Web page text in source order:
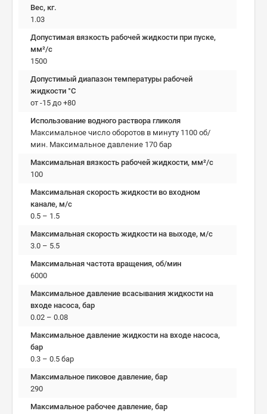
Вес, кг.
1.03
Допустимая вязкость рабочей жидкости при пуске,
мм²/c
1500
Допустимый диапазон температуры рабочей
жидкости °C
от -15 до +80
Использование водного раствора гликоля
Максимальное число оборотов в минуту 1100 об/
мин. Максимальное давление 170 бар
Максимальная вязкость рабочей жидкости, мм²/c
100
Максимальная скорость жидкости во входном
канале, м/с
0.5 – 1.5
Максимальная скорость жидкости на выходе, м/с
3.0 – 5.5
Максимальная частота вращения, об/мин
6000
Максимальное давление всасывания жидкости на
входе насоса, бар
0.02 – 0.08
Максимальное давление жидкости на входе насоса,
бар
0.3 – 0.5 бар
Максимальное пиковое давление, бар
290
Максимальное рабочее давление, бар